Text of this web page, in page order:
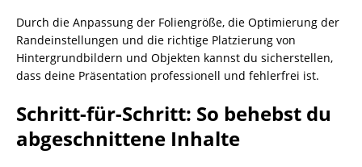
Durch die Anpassung der Foliengröße, die Optimierung der
Randeinstellungen und die richtige Platzierung von
Hintergrundbildern und Objekten kannst du sicherstellen,
dass deine Präsentation professionell und fehlerfrei ist.
Schritt-für-Schritt: So behebst du
abgeschnittene Inhalte